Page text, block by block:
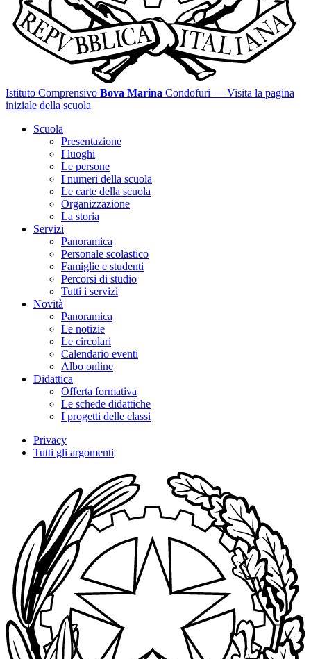
Istituto Comprensivo Bova Marina Condofuri — Visita la pagina
iniziale della scuola
Scuola
Presentazione
I luoghi
Le persone
I numeri della scuola
Le carte della scuola
Organizzazione
La storia
Servizi
Panoramica
Personale scolastico
Famiglie e studenti
Percorsi di studio
Tutti i servizi
Novità
Panoramica
Le notizie
Le circolari
Calendario eventi
Albo online
Didattica
Offerta formativa
Le schede didattiche
I progetti delle classi
Privacy
Tutti gli argomenti